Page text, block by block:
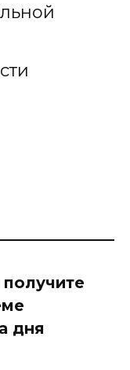
дня